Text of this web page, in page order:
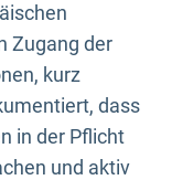
Zugang der
kurz
dass
in der Pflicht
und aktiv